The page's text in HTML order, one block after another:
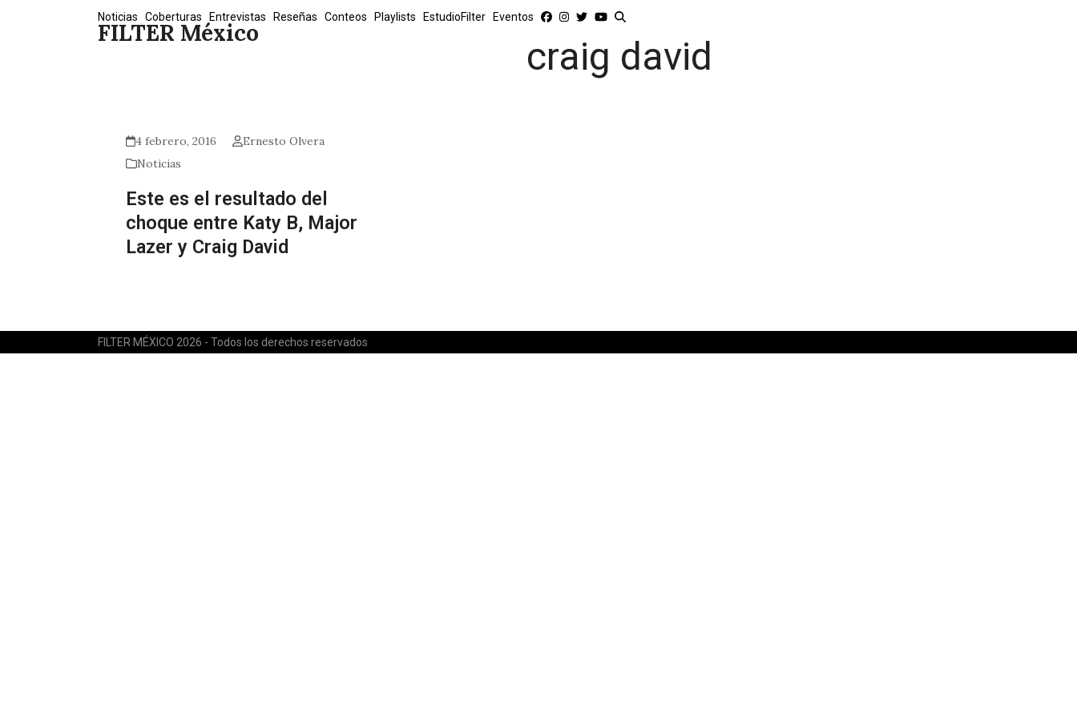
FILTER México
Noticias Coberturas Entrevistas Reseñas Conteos Playlists EstudioFilter Eventos
craig david
4 febrero, 2016
Ernesto Olvera
Noticias
Este es el resultado del
choque entre Katy B, Major
Lazer y Craig David
FILTER MÉXICO 2026 - Todos los derechos reservados